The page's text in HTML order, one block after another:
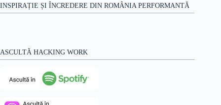
INSPIRAȚIE ȘI ÎNCREDERE DIN ROMÂNIA PERFORMANTĂ
ASCULTĂ HACKING WORK